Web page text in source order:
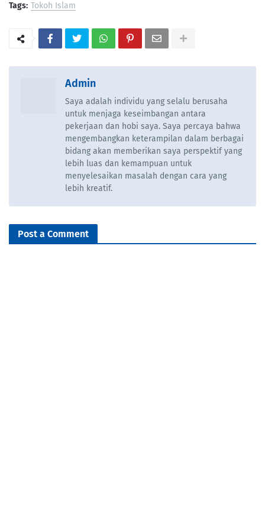
Tags: Tokoh Islam
Admin
Saya adalah individu yang selalu berusaha
untuk menjaga keseimbangan antara
pekerjaan dan hobi saya. Saya percaya bahwa
mengembangkan keterampilan dalam berbagai
bidang akan memberikan saya perspektif yang
lebih luas dan kemampuan untuk
menyelesaikan masalah dengan cara yang
lebih kreatif.
Post a Comment